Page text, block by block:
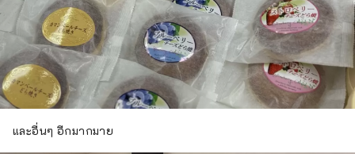
และอื่นๆ อีกมากมาย